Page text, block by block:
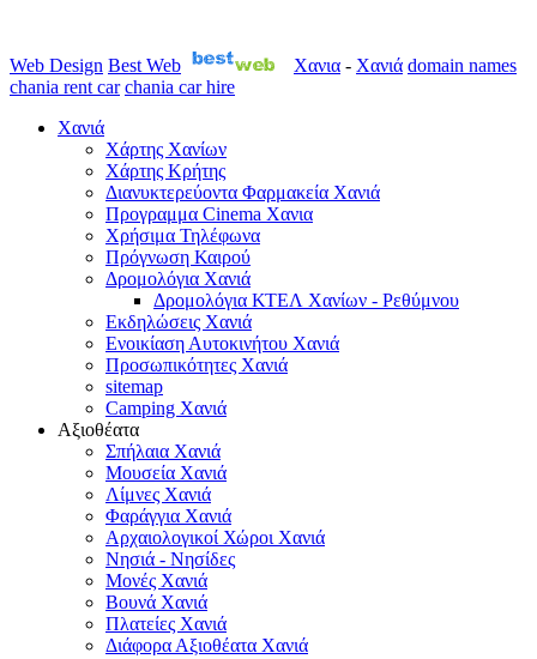
Web Design Best Web Χανια - Χανιά domain names
chania rent car chania car hire
Χανιά
Χάρτης Χανίων
Χάρτης Κρήτης
Διανυκτερεύοντα Φαρμακεία Χανιά
Προγραμμα Cinema Χανια
Χρήσιμα Τηλέφωνα
Πρόγνωση Καιρού
Δρομολόγια Χανιά
Δρομολόγια ΚΤΕΛ Χανίων - Ρεθύμνου
Εκδηλώσεις Χανιά
Ενοικίαση Αυτοκινήτου Χανιά
Προσωπικότητες Χανιά
sitemap
Camping Χανιά
Αξιοθέατα
Σπήλαια Χανιά
Μουσεία Χανιά
Λίμνες Χανιά
Φαράγγια Χανιά
Αρχαιολογικοί Χώροι Χανιά
Νησιά - Νησίδες
Μονές Χανιά
Βουνά Χανιά
Πλατείες Χανιά
Διάφορα Αξιοθέατα Χανιά